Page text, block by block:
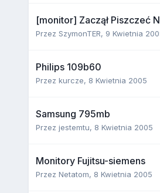
[monitor] Zaczął Piszczeć
Przez SzymonTER, 9 Kwietnia
Philips 109b60
Przez kurcze, 8 Kwietnia 2005
Samsung 795mb
Przez jestemtu, 8 Kwietnia 2005
Monitory Fujitsu-siemens
Przez Netatom, 8 Kwietnia 2005